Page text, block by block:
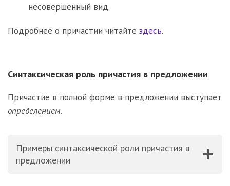
несовершенный вид.
Подробнее о причастии читайте здесь.
Синтаксическая роль причастия в предложении
Причастие в полной форме в предложении выступает
определением.
Примеры синтаксической роли причастия в
предложении